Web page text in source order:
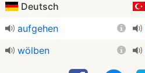
Deutsch
aufgehen
wölben